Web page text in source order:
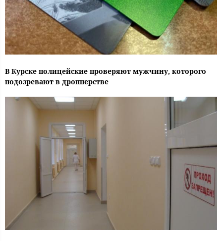
В Курске полицейские проверяют мужчину, которого
подозревают в дропперстве